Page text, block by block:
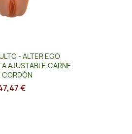
rápida
- ALTER EGO
AJUSTABLE CARNE
CORDÓN
€